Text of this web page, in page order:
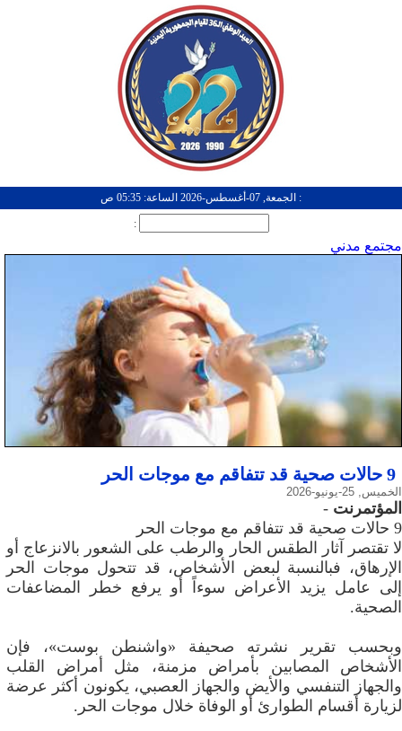
: الجمعة, 07-أغسطس-2026 الساعة: 05:35 ص
:
مجتمع مدني
9 حالات صحية قد تتفاقم مع موجات الحر
الخميس, 25-يونيو-2026
المؤتمرنت -
9 حالات صحية قد تتفاقم مع موجات الحر
لا تقتصر آثار الطقس الحار والرطب على الشعور بالانزعاج أو
الإرهاق، فبالنسبة لبعض الأشخاص، قد تتحول موجات الحر
إلى عامل يزيد الأعراض سوءاً أو يرفع خطر المضاعفات
الصحية.
وبحسب تقرير نشرته صحيفة «واشنطن بوست»، فإن
الأشخاص المصابين بأمراض مزمنة، مثل أمراض القلب
والجهاز التنفسي والأيض والجهاز العصبي، يكونون أكثر عرضة
لزيارة أقسام الطوارئ أو الوفاة خلال موجات الحر.